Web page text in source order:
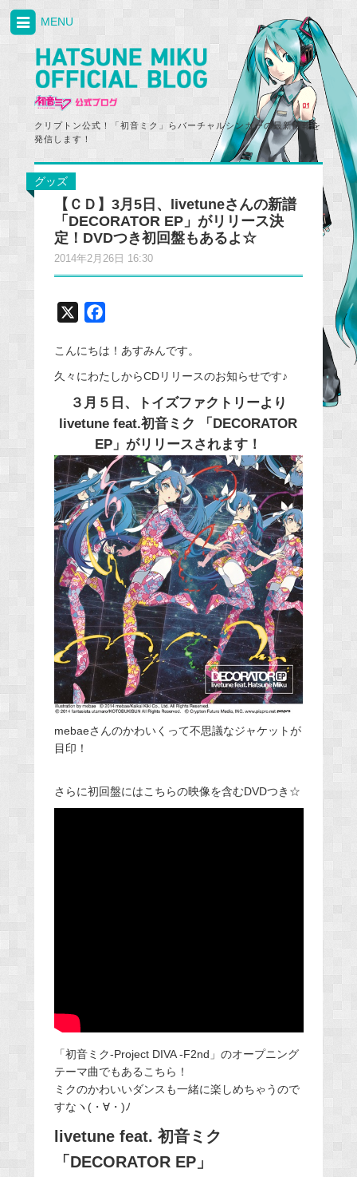
クリプトン公式！「初音ミク」らバーチャルシンガーの最新情報を
発信します！
MENU
グッズ
【ＣＤ】3月5日、livetuneさんの新譜
「DECORATOR EP」がリリース決
定！DVDつき初回盤もあるよ☆
2014年2月26日 16:30
c
e
b
o
k
こんにちは！あすみんです。
久々にわたしからCDリリースのお知らせです♪
３月５日、トイズファクトリーより
livetune feat.初音ミク 「DECORATOR
EP」がリリースされます！
mebaeさんのかわいくって不思議なジャケットが
目印！
さらに初回盤にはこちらの映像を含むDVDつき☆
「初音ミク-Project DIVA -F2nd」のオープニング
テーマ曲でもあるこちら！
ミクのかわいいダンスも一緒に楽しめちゃうので
すなヽ(・∀・)ﾉ
livetune feat. 初音ミク
「DECORATOR EP」